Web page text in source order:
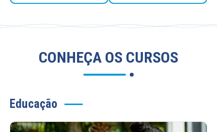
CONHEÇA OS CURSOS
Educação